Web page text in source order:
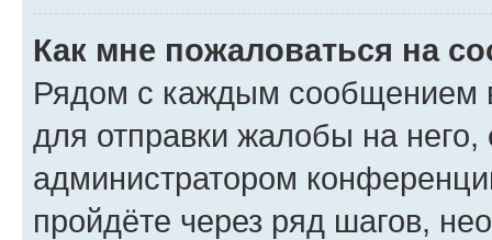
Как мне пожаловаться на
Рядом с каждым сообщением
для отправки жалобы на
администратором
пройдёте через ряд шагов,